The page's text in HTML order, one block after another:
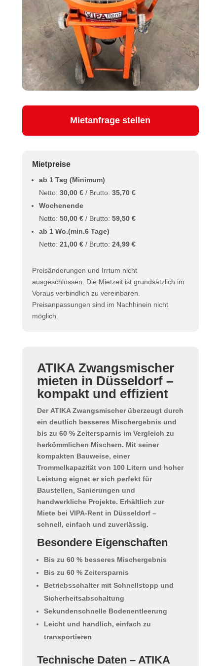
Mietanfrage stellen
Mietpreise
ab 1 Tag (Minimum)
Netto: 30,00 €/ Brutto: 35,70 €
Wochenende
Netto: 50,00 €/ Brutto: 59,50 €
ab 1 Wo.(min.6 Tage)
Netto: 21,00 €/ Brutto: 24,99 €
Preisänderungen und Irrtum nicht
ausgeschlossen. Die Mietzeit ist grundsätzlich im
Voraus verbindlich zu vereinbaren.
Preisanpassungen sind im Nachhinein nicht
möglich.
ATIKA Zwangsmischer
mieten in Düsseldorf –
kompakt und effizient
Der ATIKA Zwangsmischerüberzeugt durch
ein deutlich besseres Mischergebnis und
bis zu 60 % Zeitersparnis im Vergleich zu
herkömmlichen Mischern. Mit seiner
kompakten Bauweise, einer
Trommelkapazität von 100 Litern und hoher
Leistung eignet er sich perfekt für
Baustellen, Sanierungen und
handwerkliche Projekte. Erhältlich zur
Miete bei VIPA-Rent in Düsseldorf–
schnell, einfach und zuverlässig.
Besondere Eigenschaften
Bis zu 60 % besseres Mischergebnis
Bis zu 60 % Zeitersparnis
Betriebsschalter mit Schnellstopp und
Sicherheitsabschaltung
Sekundenschnelle Bodenentleerung
Leicht und handlich, einfach zu
transportieren
Technische Daten – ATIKA